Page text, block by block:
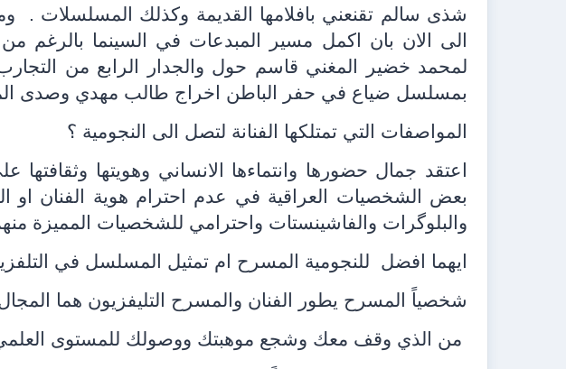
شذى سالم تقنعني بافلامها القديمة وكذلك المسلسلات .
الى الان بان اكمل مسير المبدعات في السينما بالرغم
لمحمد خضير المغني قاسم حول والجدار الرابع من التجارب
بمسلسل ضياع في حفر الباطن اخراج طالب مهدي وصدى
المواصفات التي تمتلكها الفنانة لتصل الى النجومية ؟
اعتقد جمال حضورها وانتماءها الانساني وهويتها
بعض الشخصيات العراقية في عدم احترام هوية الفنان او
والبلوگرات والفاشينستات واحترامي للشخصيات المميزة
ايهما افضل للنجومية المسرح ام تمثيل المسلسل في
شخصياً المسرح يطور الفنان والمسرح التليفزيون هما
من الذي وقف معك وشجع موهبتك ووصولك للمستوى